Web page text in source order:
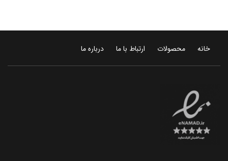
خانه محصولات ارتباط با ما درباره ما